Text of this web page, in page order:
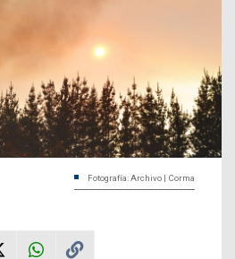
Fotografía: Archivo | Corma